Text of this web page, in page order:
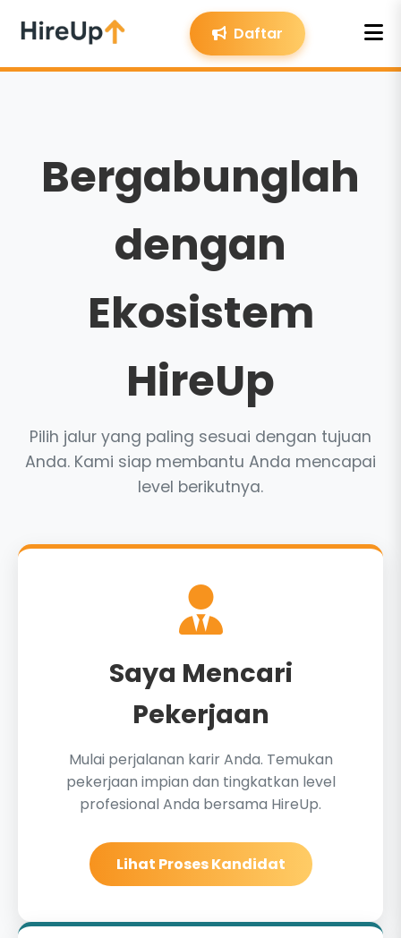
Daftar
Bergabunglah
dengan
Ekosistem
HireUp
Pilih jalur yang paling sesuai dengan tujuan
Anda. Kami siap membantu Anda mencapai
level berikutnya.
Saya Mencari
Pekerjaan
Mulai perjalanan karir Anda. Temukan
pekerjaan impian dan tingkatkan level
profesional Anda bersama HireUp.
Lihat Proses Kandidat